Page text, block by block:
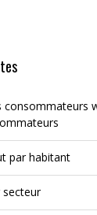
consommateurs
par habitant
secteur